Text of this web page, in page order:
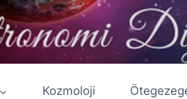
Kozmoloji